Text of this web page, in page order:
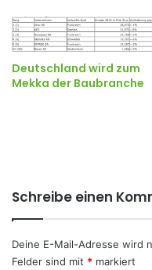
Deutschland wird zum
Mekka der Baubranche
Schreibe einen
Deine E-Mail-Adresse wird
Felder sind mit * markiert